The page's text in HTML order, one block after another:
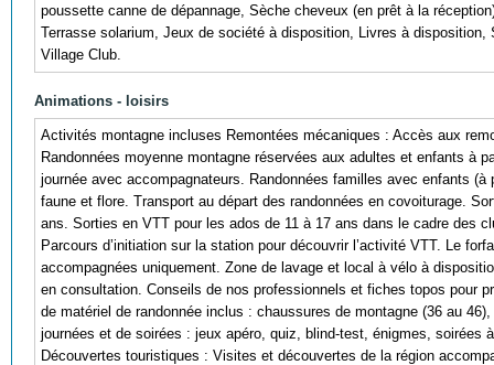
poussette canne de dépannage, Sèche cheveux (en prêt à la
Terrasse solarium, Jeux de société à disposition, Livres à
Village Club.
Animations - loisirs
Activités montagne incluses Remontées mécaniques : Accès aux
Randonnées moyenne montagne réservées aux adultes et enfants à
journée avec accompagnateurs. Randonnées familles avec enfants
faune et flore. Transport au départ des randonnées en covoiturage.
ans. Sorties en VTT pour les ados de 11 à 17 ans dans le cadre des
Parcours d’initiation sur la station pour découvrir l’activité VTT. Le
accompagnées uniquement. Zone de lavage et local à vélo à
en consultation. Conseils de nos professionnels et fiches topos pour
de matériel de randonnée inclus : chaussures de montagne (36 au
journées et de soirées : jeux apéro, quiz, blind-test, énigmes,
Découvertes touristiques : Visites et découvertes de la région